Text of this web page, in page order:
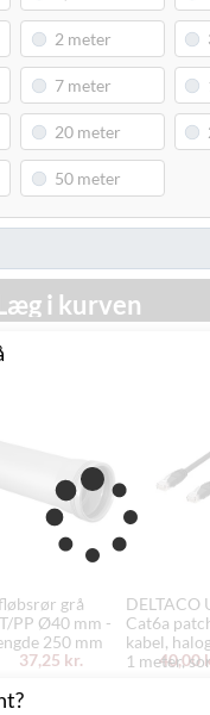
i kurven
grå
PP Ø40 mm -
250 mm
37,25 kr.
DELTACO
Cat6a
kabel,
1 meter,
40,00